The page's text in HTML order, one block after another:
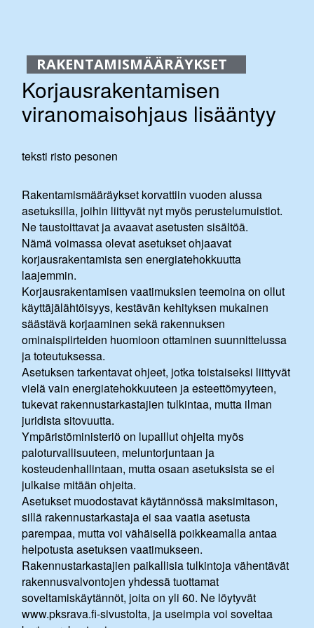
RAKENTAMISMÄÄRÄYKSET
Korjausrakentamisen
viranomaisohjaus lisääntyy
teksti risto pesonen
Rakentamismääräykset korvattiin vuoden alussa
asetuksilla, joihin liittyvät nyt myös perustelu­muistiot.
Ne taustoittavat ja avaavat asetusten sisältöä.
Nämä voimassa olevat asetukset ohjaavat
korjausrakentamista sen energiatehokkuutta
laajemmin.
Korjausrakentamisen vaatimuksien teemoina on ollut
käyttäjälähtöisyys, kestävän kehityksen mukainen
säästävä korjaaminen sekä rakennuksen
ominaispiirteiden huomioon ottaminen suunnittelussa
ja toteutuksessa.
Asetuksen tarkentavat ohjeet, jotka toistaiseksi liittyvät
vielä vain energiatehokkuuteen ja esteettömyyteen,
tukevat rakennustarkastajien tulkintaa, mutta ilman
juridista sitovuutta.
Ympäristöministeriö on lupaillut ohjeita myös
paloturvallisuuteen, meluntorjuntaan ja
kosteudenhallintaan, mutta osaan asetuksista se ei
julkaise mitään ohjeita.
Asetukset muodostavat käytännössä maksimitason,
sillä rakennustarkastaja ei saa vaatia asetusta
parempaa, mutta voi vähäisellä poikkeamalla antaa
helpotusta asetuksen vaatimukseen.
Rakennustarkastajien paikallisia tulkintoja vähentävät
rakennusvalvontojen yhdessä tuottamat
soveltamiskäytännöt, joita on yli 60. Ne löytyvät
www.pksrava.fi-sivustolta, ja useimpia voi soveltaa